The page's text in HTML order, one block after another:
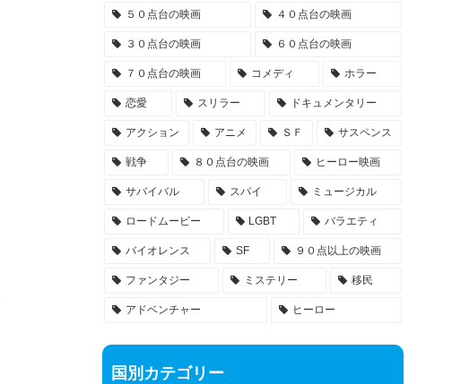
５０点台の映画 ４０点台の映画
３０点台の映画 ６０点台の映画
７０点台の映画 コメディ ホラー
恋愛 スリラー ドキュメンタリー
アクション アニメ ＳＦ サスペンス
戦争 ８０点台の映画 ヒーロー映画
サバイバル スパイ ミュージカル
ロードムービー LGBT バラエティ
バイオレンス SF ９０点以上の映画
ファンタジー ミステリー 移民
アドベンチャー ヒーロー
国別カテゴリー